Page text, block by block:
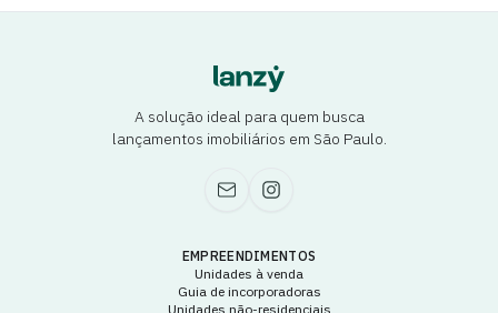
A solução ideal para quem busca
lançamentos imobiliários em São Paulo.
EMPREENDIMENTOS
Unidades à venda
Guia de incorporadoras
Unidades não-residenciais